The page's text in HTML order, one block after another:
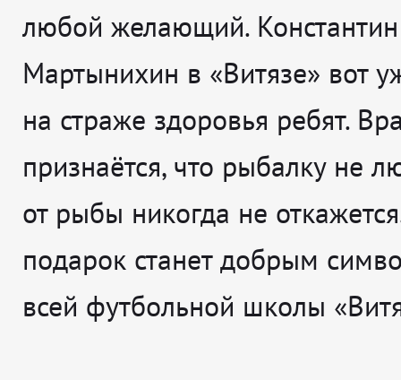
любой желающий. Константин
Мартынихин в «Витязе» вот
на страже здоровья ребят.
признаётся, что рыбалку не
от рыбы никогда не
подарок станет добрым
всей футбольной школы